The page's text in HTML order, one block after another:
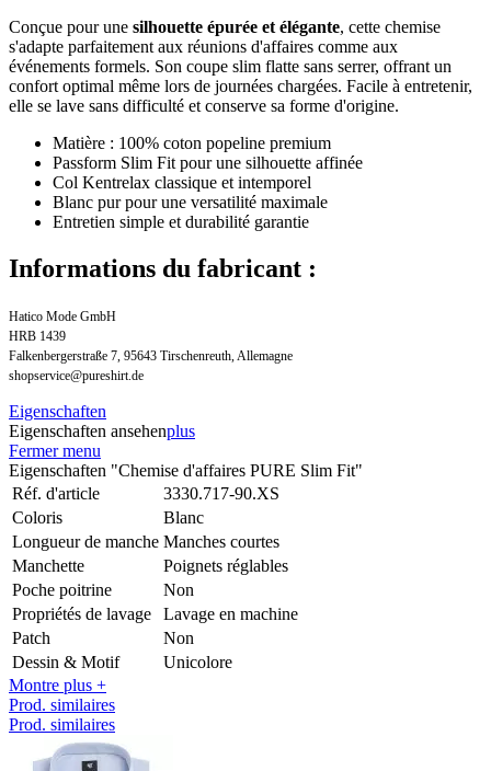
Conçue pour une silhouette épurée et élégante, cette chemise
s'adapte parfaitement aux réunions d'affaires comme aux
événements formels. Son coupe slim flatte sans serrer, offrant un
confort optimal même lors de journées chargées. Facile à entretenir,
elle se lave sans difficulté et conserve sa forme d'origine.
Matière : 100% coton popeline premium
Passform Slim Fit pour une silhouette affinée
Col Kentrelax classique et intemporel
Blanc pur pour une versatilité maximale
Entretien simple et durabilité garantie
Informations du fabricant :
Hatico Mode GmbH
HRB 1439
Falkenbergerstraße 7, 95643 Tirschenreuth, Allemagne
shopservice@pureshirt.de
Eigenschaften
Eigenschaften ansehenplus
Fermer menu
Eigenschaften "Chemise d'affaires PURE Slim Fit"
Réf. d'article
3330.717-90.XS
Coloris
Blanc
Longueur de manche Manches courtes
Manchette
Poignets réglables
Poche poitrine
Non
Propriétés de lavage
Lavage en machine
Patch
Non
Dessin & Motif
Unicolore
Montre plus +
Prod. similaires
Prod. similaires